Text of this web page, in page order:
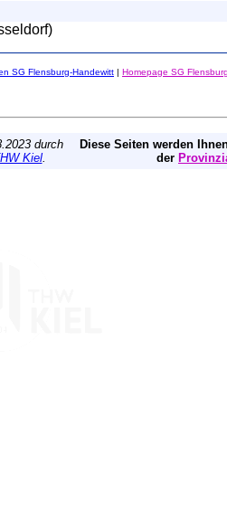
SG Flensburg-Handewitt | Homepage SG
durch
Kiel.
Diese Seiten werden
der